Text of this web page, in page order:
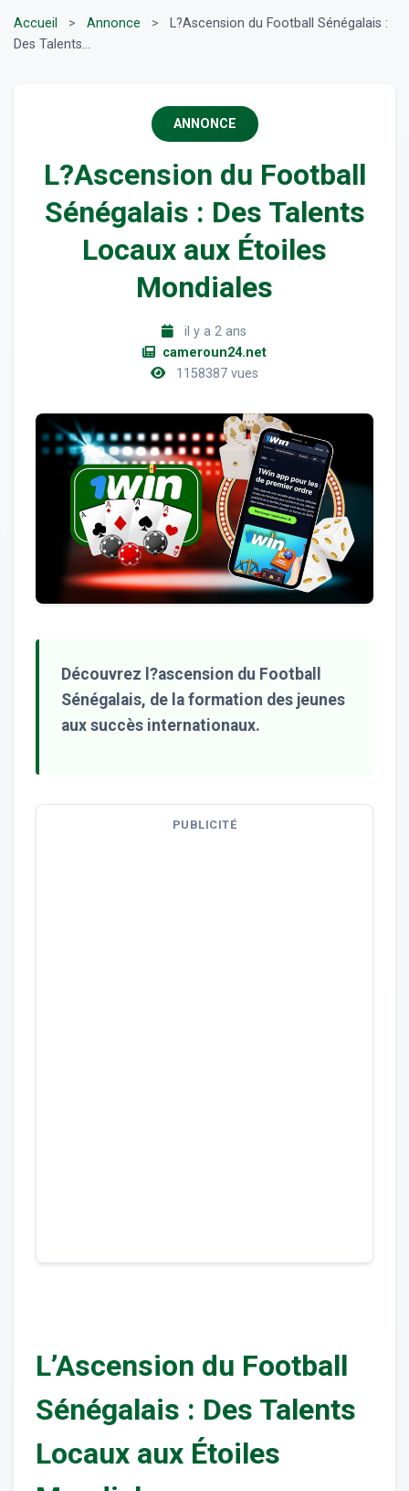
Accueil > Annonce >
L?Ascension du Football Sénégalais :
Des Talents...
ANNONCE
L?Ascension du Football
Sénégalais : Des Talents
Locaux aux Étoiles
Mondiales
il y a 2 ans
cameroun24.net
1158387 vues
Découvrez l?ascension du Football
Sénégalais, de la formation des jeunes
aux succès internationaux.
PUBLICITÉ
L’Ascension du Football
Sénégalais : Des Talents
Locaux aux Étoiles